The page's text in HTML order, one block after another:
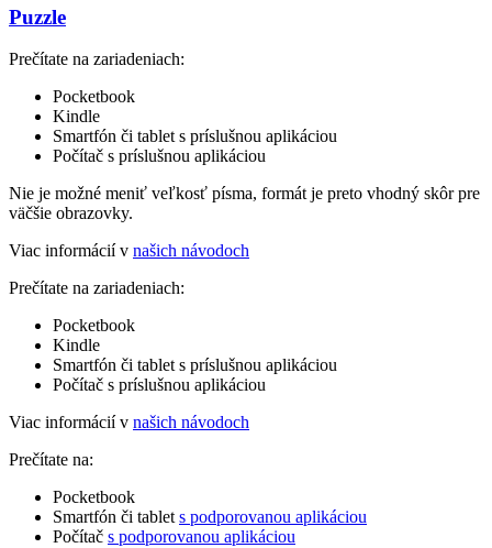
Puzzle
Prečítate na zariadeniach:
Pocketbook
Kindle
Smartfón či tablet s príslušnou aplikáciou
Počítač s príslušnou aplikáciou
Nie je možné meniť veľkosť písma, formát je preto vhodný skôr pre
väčšie obrazovky.
Viac informácií v našich návodoch
Prečítate na zariadeniach:
Pocketbook
Kindle
Smartfón či tablet s príslušnou aplikáciou
Počítač s príslušnou aplikáciou
Viac informácií v našich návodoch
Prečítate na:
Pocketbook
Smartfón či tablet s podporovanou aplikáciou
Počítač s podporovanou aplikáciou